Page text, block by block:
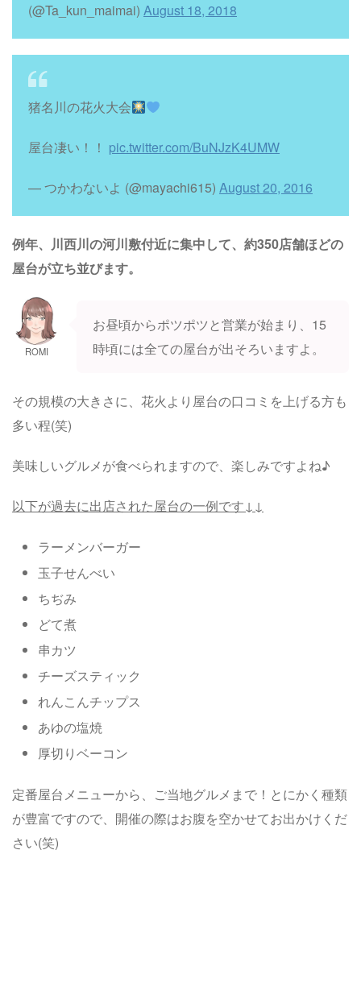
(@Ta_kun_maimai) August 18, 2018
猪名川の花火大会
屋台凄い！！ pic.twitter.com/BuNJzK4UMW
— つかわないよ (@mayachi615) August 20, 2016
例年、川西川の河川敷付近に集中して、約350店舗ほどの
屋台が立ち並びます。
ROMI
お昼頃からポツポツと営業が始まり、15
時頃には全ての屋台が出そろいますよ。
その規模の大きさに、花火より屋台の口コミを上げる方も
多い程(笑)
美味しいグルメが食べられますので、楽しみですよね♪
以下が過去に出店された屋台の一例です↓↓
ラーメンバーガー
玉子せんべい
ちぢみ
どて煮
串カツ
チーズスティック
れんこんチップス
あゆの塩焼
厚切りベーコン
定番屋台メニューから、ご当地グルメまで！とにかく種類
が豊富ですので、開催の際はお腹を空かせてお出かけくだ
さい(笑)